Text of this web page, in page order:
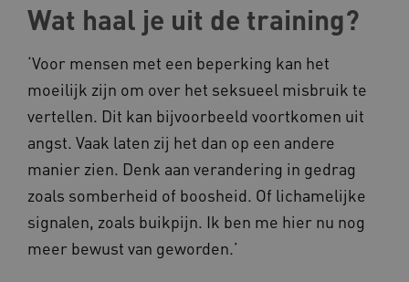
Wat haal je uit de training?
‘Voor mensen met een beperking kan het
moeilijk zijn om over het seksueel misbruik te
vertellen. Dit kan bijvoorbeeld voortkomen uit
angst. Vaak laten zij het dan op een andere
manier zien. Denk aan verandering in gedrag
zoals somberheid of boosheid. Of lichamelijke
signalen, zoals buikpijn. Ik ben me hier nu nog
meer bewust van geworden.’
ARRAffinity
Microsoft Corporation
.www.kennispleingehandicaptensector.nl
CookieScriptConsent
CookieScript
www.kennispleingehandicaptensector.nl